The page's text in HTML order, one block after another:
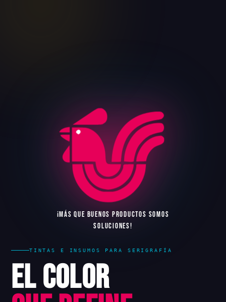
TINTAS E INSUMOS PARA SERIGRAFÍA
El Color
¡MÁS QU E BU ENOS P RO DUCTOS SO M OS
SO LUC O N ES!